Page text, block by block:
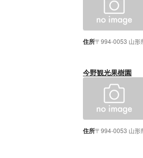
住所〒994-0053 山形
今野観光果樹園
住所〒994-0053 山形